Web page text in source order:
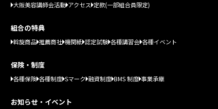
大阪美容講師会活動 アクセス 定款(一部組合員限定)
組合の特典
斡旋商品 推薦商社 機関紙 認定試験 各種講習会 各種イベント
保険・制度
各種保険 各種制度 Sマーク 融資制度 BMS 制度 事業承継
お知らせ・イベント